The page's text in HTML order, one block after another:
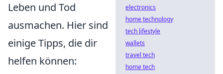
Leben und Tod
ausmachen. Hier sind
einige Tipps, die dir
helfen können:
electronics
home technology
tech lifestyle
wallets
travel tech
home tech